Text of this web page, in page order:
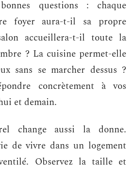
questions : chaque
foyer aura-t-il sa propre
accueillera-t-il toute la
? La cuisine permet-elle
sans se marcher dessus ?
concrètement à vos
et demain.
change aussi la donne.
de vivre dans un logement
Observez la taille et